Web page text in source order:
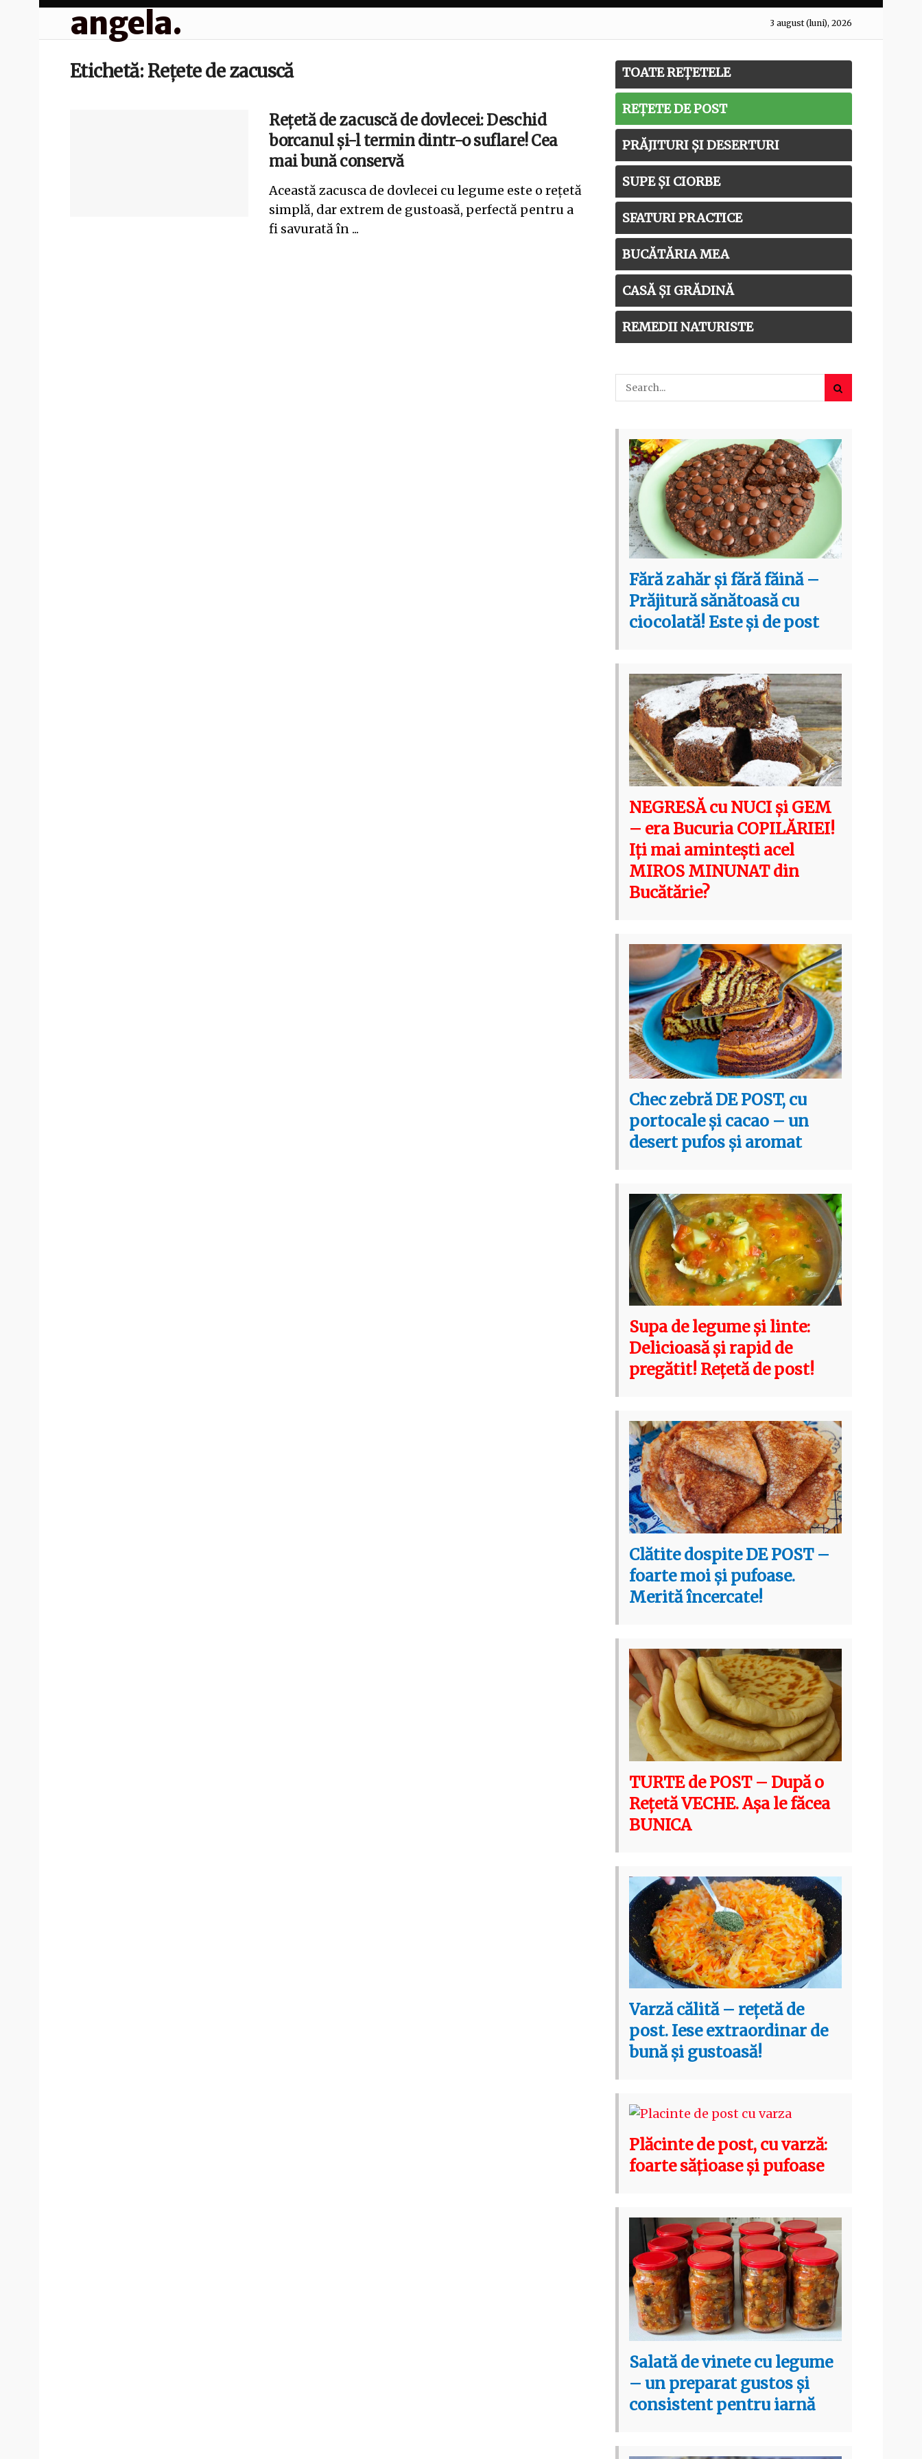
angela. 3 august (luni), 2026
Etichetă: Rețete de zacuscă
Rețetă de zacuscă de dovlecei: Deschid
borcanul și-l termin dintr-o suflare! Cea
mai bună conservă
Această zacusca de dovlecei cu legume este o rețetă
simplă, dar extrem de gustoasă, perfectă pentru a
fi savurată în ...
TOATE REȚETELE
REȚETE DE POST
PRĂJITURI ȘI DESERTURI
SUPE ȘI CIORBE
SFATURI PRACTICE
BUCĂTĂRIA MEA
CASĂ ȘI GRĂDINĂ
REMEDII NATURISTE
Fără zahăr și fără făină –
Prăjitură sănătoasă cu
ciocolată! Este și de post
NEGRESĂ cu NUCI și GEM
– era Bucuria COPILĂRIEI!
Iți mai amintești acel
MIROS MINUNAT din
Bucătărie?
Chec zebră DE POST, cu
portocale și cacao – un
desert pufos și aromat
Supa de legume și linte:
Delicioasă și rapid de
pregătit! Rețetă de post!
Clătite dospite DE POST –
foarte moi și pufoase.
Merită încercate!
TURTE de POST – După o
Rețetă VECHE. Așa le făcea
BUNICA
Varză călită – rețetă de
post. Iese extraordinar de
bună și gustoasă!
Plăcinte de post, cu varză:
foarte sățioase și pufoase
Salată de vinete cu legume
– un preparat gustos și
consistent pentru iarnă